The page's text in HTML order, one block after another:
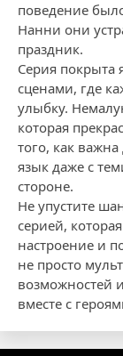
поведение
Нанни они
праздник.
Серия
сценами, где
улыбку.
которая
того, как
язык даже с
стороне.
Не упустите
серией,
настроение и
не просто
возможностей
вместе с